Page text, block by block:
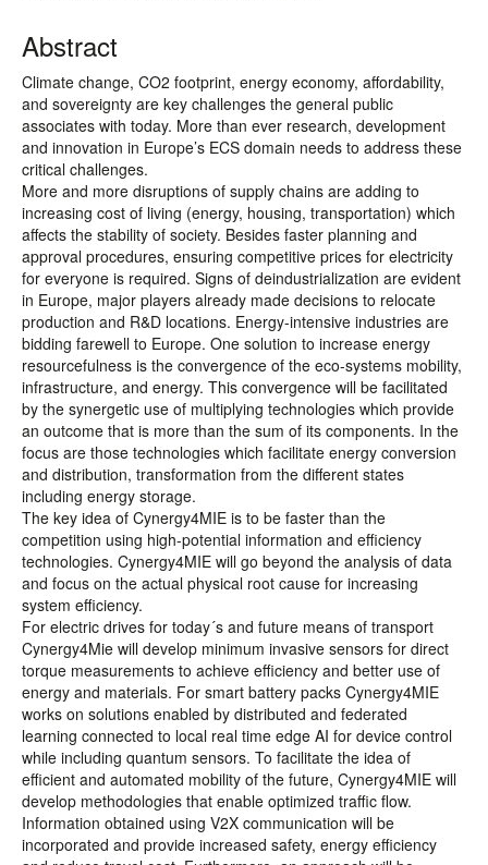
Abstract
Climate change, CO2 footprint, energy economy, affordability,
and sovereignty are key challenges the general public
associates with today. More than ever research, development
and innovation in Europe’s ECS domain needs to address these
critical challenges.
More and more disruptions of supply chains are adding to
increasing cost of living (energy, housing, transportation) which
affects the stability of society. Besides faster planning and
approval procedures, ensuring competitive prices for electricity
for everyone is required. Signs of deindustrialization are evident
in Europe, major players already made decisions to relocate
production and R&D locations. Energy-intensive industries are
bidding farewell to Europe. One solution to increase energy
resourcefulness is the convergence of the eco-systems mobility,
infrastructure, and energy. This convergence will be facilitated
by the synergetic use of multiplying technologies which provide
an outcome that is more than the sum of its components. In the
focus are those technologies which facilitate energy conversion
and distribution, transformation from the different states
including energy storage.
The key idea of Cynergy4MIE is to be faster than the
competition using high-potential information and efficiency
technologies. Cynergy4MIE will go beyond the analysis of data
and focus on the actual physical root cause for increasing
system efficiency.
For electric drives for today´s and future means of transport
Cynergy4Mie will develop minimum invasive sensors for direct
torque measurements to achieve efficiency and better use of
energy and materials. For smart battery packs Cynergy4MIE
works on solutions enabled by distributed and federated
learning connected to local real time edge AI for device control
while including quantum sensors. To facilitate the idea of
efficient and automated mobility of the future, Cynergy4MIE will
develop methodologies that enable optimized traffic flow.
Information obtained using V2X communication will be
incorporated and provide increased safety, energy efficiency